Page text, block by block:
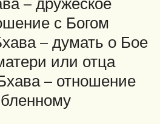
с Богом
– думать о Бое
или отца
– отношение